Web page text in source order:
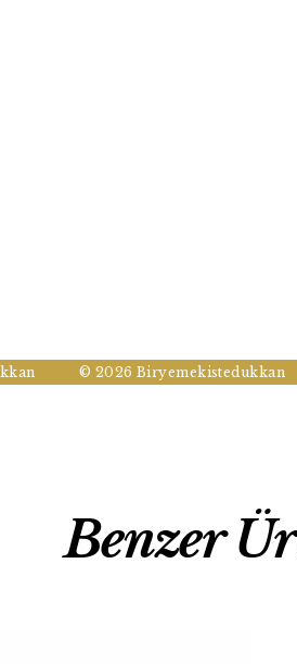
© 2026 Biryemekistedukkan
Benzer